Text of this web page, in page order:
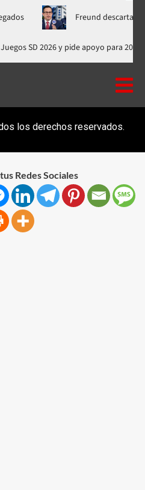
Freund descarta Secretaría
por Juegos SD 2026 y pide
los derechos reservados.
Redes Sociales